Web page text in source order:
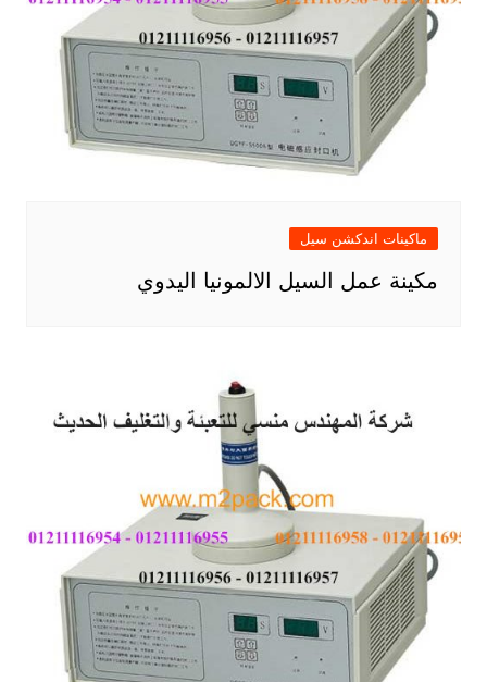
ماكينات اندكشن سيل
مكينة عمل السيل الالمونيا اليدوي